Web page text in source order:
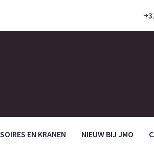
EN KRANEN NIEUW BIJ JMO